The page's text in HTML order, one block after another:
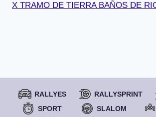
X TRAMO DE TIERRA BAÑOS DE
RALLYES RALLYSPRINT
SPORT
SLALOM